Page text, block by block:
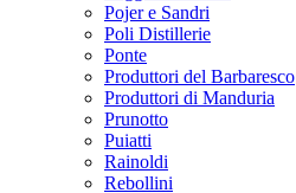
Pojer e Sandri
Poli Distillerie
Ponte
Produttori del Barbaresco
Produttori di Manduria
Prunotto
Puiatti
Rainoldi
Rebollini